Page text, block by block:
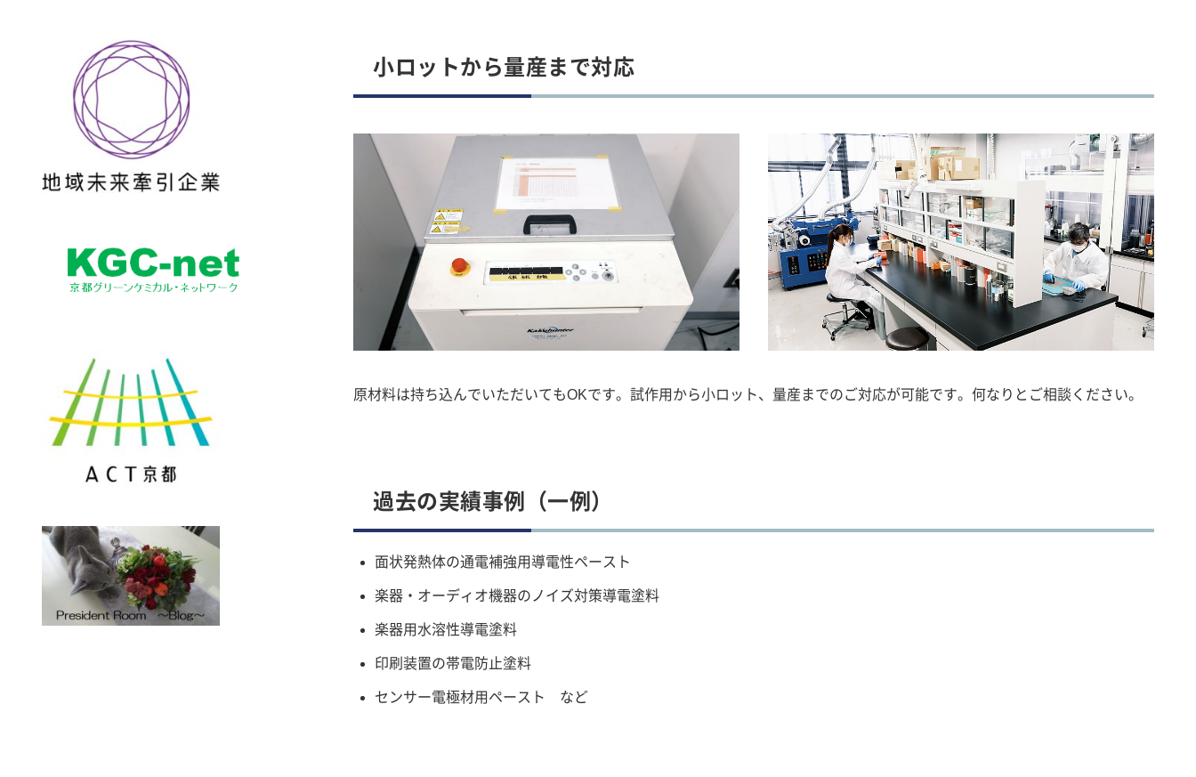
小ロットから量産まで対応
原材料は持ち込んでいただいてもOKです。試作用から小ロット、量産までのご対応が可能です。何なりとご相談ください。
過去の実績事例（一例）
面状発熱体の通電補強用導電性ペースト
楽器・オーディオ機器のノイズ対策導電塗料
楽器用水溶性導電塗料
印刷装置の帯電防止塗料
センサー電極材用ペースト など